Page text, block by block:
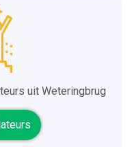
uit Weteringbrug